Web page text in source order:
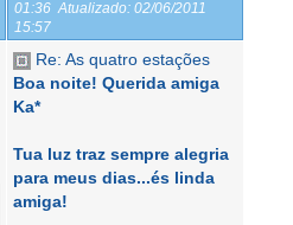
01:36 Atualizado: 02/06/2011
15:57
Re: As quatro estações
Boa noite! Querida amiga
Ka*
Tua luz traz sempre alegria
para meus dias...és linda
amiga!